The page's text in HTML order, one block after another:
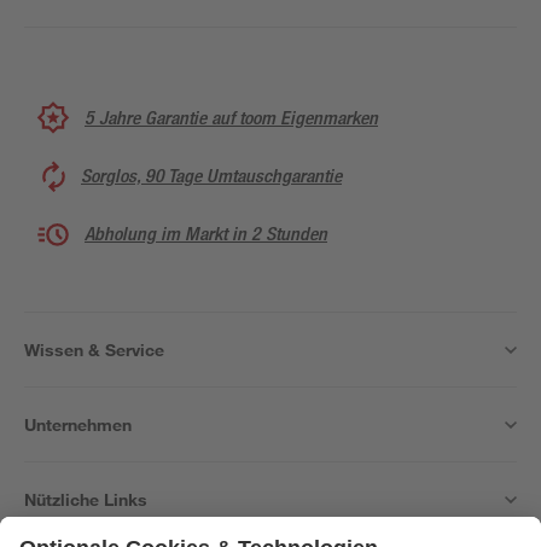
5 Jahre Garantie auf toom Eigenmarken
Sorglos, 90 Tage Umtauschgarantie
Abholung im Markt in 2 Stunden
Wissen & Service
Unternehmen
Nützliche Links